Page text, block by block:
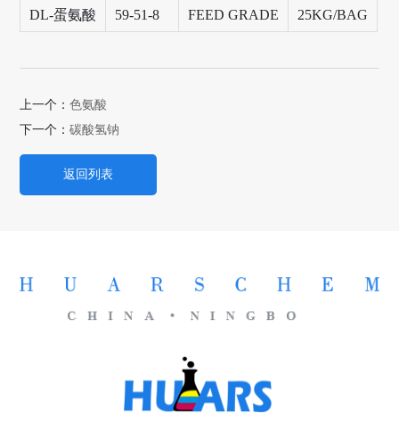
DL-蛋氨酸 59-51-8 FEED GRADE 25KG/BAG
上一个：色氨酸
下一个：碳酸氢钠
返回列表